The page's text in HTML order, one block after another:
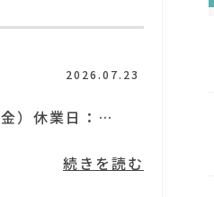
2026.07.23
通常営業：8月10日（月）、12日（水）、13日（木）、14日（金）休業日：8月15日（土） ご不便ご迷惑をおかけ致します。 ...
続きを読む